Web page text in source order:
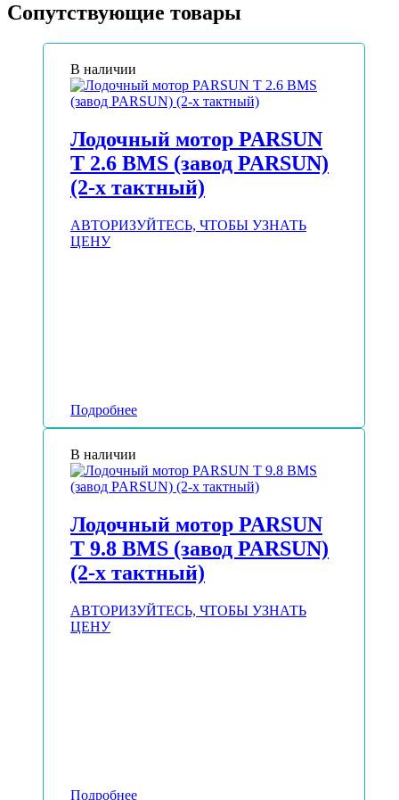
Сопутствующие товары
В наличии
Лодочный мотор PARSUN
T 2.6 BMS (завод PARSUN)
(2-х тактный)
АВТОРИЗУЙТЕСЬ, ЧТОБЫ УЗНАТЬ
ЦЕНУ
Подробнее
В наличии
Лодочный мотор PARSUN
T 9.8 BMS (завод PARSUN)
(2-х тактный)
АВТОРИЗУЙТЕСЬ, ЧТОБЫ УЗНАТЬ
ЦЕНУ
Подробнее